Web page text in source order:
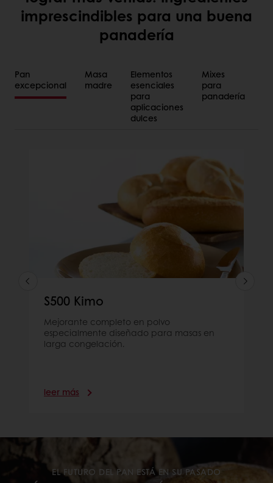
imprescindibles para una buena
panadería
Pan
excepcional
Masa
madre
Elementos
esenciales
para
aplicaciones
dulces
Mixes
para
panadería
S500 Kimo
Mejorante completo en polvo
especialmente diseñado para masas en
larga congelación.
leer más
EL FUTURO DEL PAN ESTÁ EN SU PASADO